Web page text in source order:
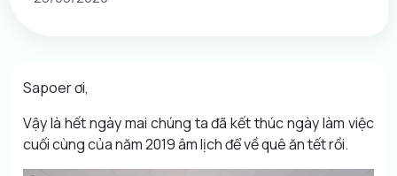
Sapoer ơi,
Vậy là hết ngày mai chúng ta đã kết thúc ngày làm việc
cuối cùng của năm 2019 âm lịch để về quê ăn tết rồi.